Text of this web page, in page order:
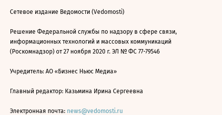
Сетевое издание Ведомости (Vedomosti)
Решение Федеральной службы по надзору в сфере связи,
информационных технологий и массовых коммуникаций
(Роскомнадзор) от 27 ноября 2020 г. ЭЛ № ФС 77-79546
Учредитель: АО «Бизнес Ньюс Медиа»
Главный редактор: Казьмина Ирина Сергеевна
Электронная почта: news@vedomosti.ru